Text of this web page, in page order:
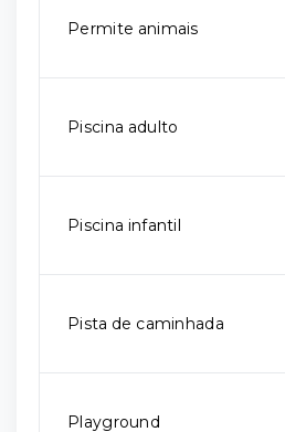
Permite animais
Piscina adulto
Piscina infantil
Pista de caminhada
Playground